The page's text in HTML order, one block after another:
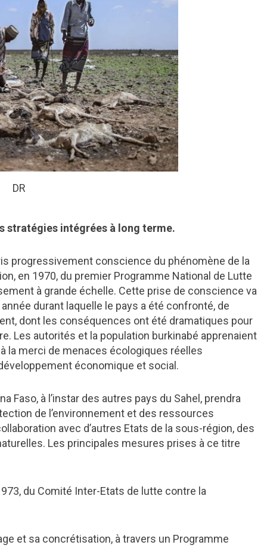
DR
stratégies intégrées à long terme.
progressivement conscience du phénomène de la
en 1970, du premier Programme National de Lutte
à grande échelle. Cette prise de conscience va
durant laquelle le pays a été confronté, de
dont les conséquences ont été dramatiques pour
Les autorités et la population burkinabé apprenaient
la merci de menaces écologiques réelles
économique et social.
Faso, à l’instar des autres pays du Sahel, prendra
de l’environnement et des ressources
avec d’autres Etats de la sous-région, des
Les principales mesures prises à ce titre
du Comité Inter-Etats de lutte contre la
et sa concrétisation, à travers un Programme